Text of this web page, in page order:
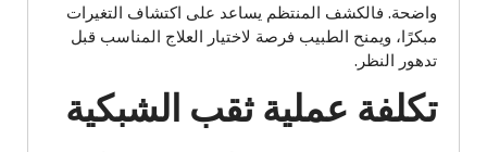
واضحة. فالكشف المنتظم يساعد على اكتشاف التغيرات
مبكرًا، ويمنح الطبيب فرصة لاختيار العلاج المناسب قبل
تدهور النظر.
تكلفة عملية ثقب الشبكية